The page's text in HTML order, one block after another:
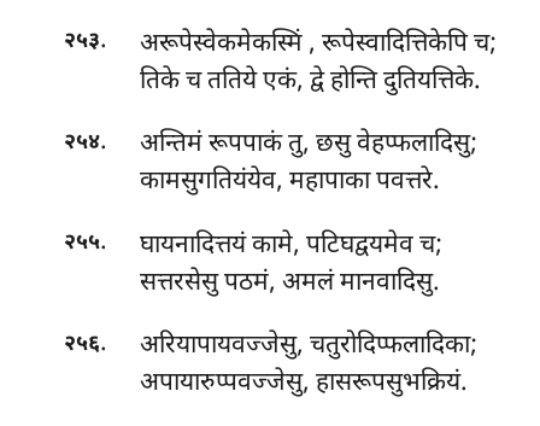
२५३. अरूपेस्वेकमेकस्मिं , रूपेस्वादित्तिकेपि च;
तिके च ततिये एकं, द्वे होन्ति दुतियत्तिके.
२५४. अन्तिमंरूपपाकं तु, छसु वेहप्फलादिसु;
कामसुगतियंयेव, महापाका पवत्तरे.
२५५.
घायनादित्तयं कामे, पटिघद्वयमेव च;
सत्तरसेसु पठमं, अमलं मानवादिसु.
२५६.
अरियापायवज्जेसु, चतुरोदिप्फलादिका;
अपायारुप्पवज्जेसु, हासरूपसुभक्रियं.